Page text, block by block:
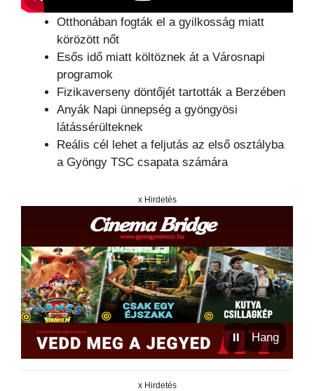
Otthonában fogták el a gyilkosság miatt
körözött nőt
Esős idő miatt költöznek át a Városnapi
programok
Fizikaverseny döntőjét tartották a Berzében
Anyák Napi ünnepség a gyöngyösi
látássérülteknek
Reális cél lehet a feljutás az első osztályba
a Gyöngy TSC csapata számára
x Hirdetés
⏸ Hang
x Hirdetés